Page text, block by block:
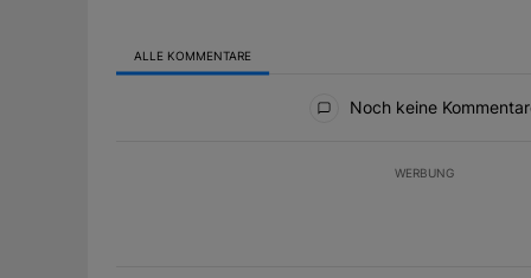
ALLE KOMMENTARE
Noch keine
WERBUNG